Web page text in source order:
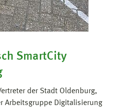
SmartCity
der Stadt Oldenburg,
Arbeitsgruppe Digitalisierung